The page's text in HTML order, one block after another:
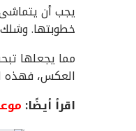
يجب أن
خطوبتها.
مما يجعلها
العكس، فهذه
اقرأ أيضًا: